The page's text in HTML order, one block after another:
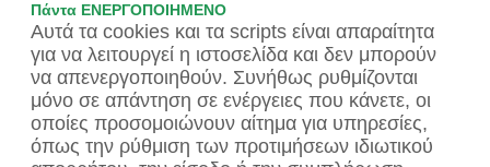
Πάντα ΕΝΕΡΓΟΠΟΙΗΜΕΝΟ
Αυτά τα cookies και τα scripts είναι απαραίτητα
για να λειτουργεί η ιστοσελίδα και δεν μπορούν
να απενεργοποιηθούν. Συνήθως ρυθμίζονται
μόνο σε απάντηση σε ενέργειες που κάνετε, οι
οποίες προσομοιώνουν αίτημα για υπηρεσίες,
όπως την ρύθμιση των προτιμήσεων ιδιωτικού